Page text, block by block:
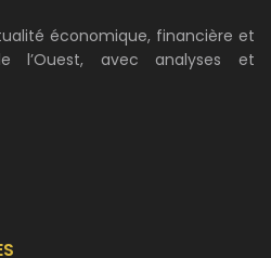
économique, financière et
l’Ouest, avec analyses et